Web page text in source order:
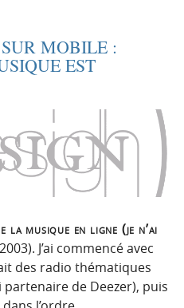
MOBILE :
EST
la musique en ligne (je n’ai
J’ai commencé avec
des radio thématiques
de Deezer), puis